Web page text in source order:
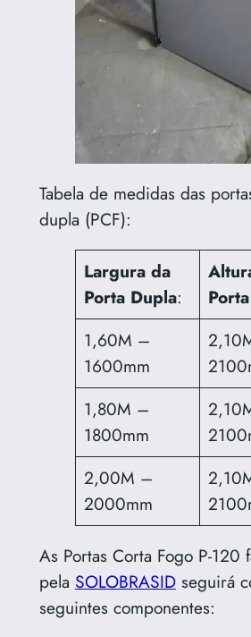
Tabela de medidas das
dupla (PCF):
Largura da
Porta Dupla:
1,60M –
1600mm
1,80M –
1800mm
2,00M –
2000mm
As Portas Corta Fogo P-120
pela SOLOBRASIDseguirá
seguintes componentes: